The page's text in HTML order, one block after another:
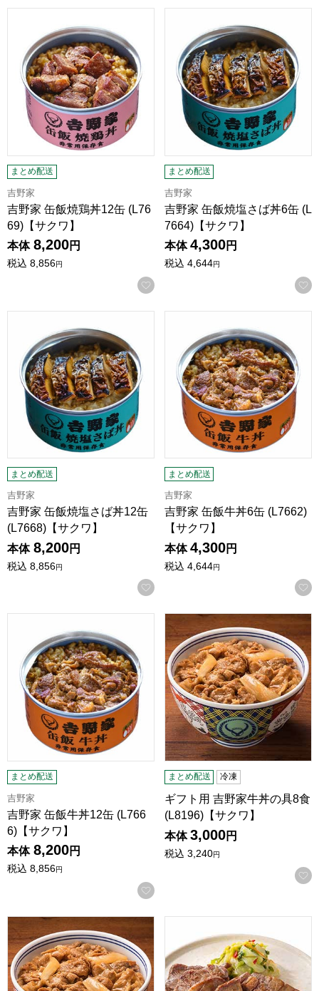
まとめ配送
吉野家
吉野家 缶飯焼鶏丼12缶 (L76
69)【サクワ】
本体 8,200円
税込 8,856円
お気に入りに登録する
まとめ配送
吉野家
吉野家 缶飯焼塩さば丼6缶 (L
7664)【サクワ】
本体 4,300円
税込 4,644円
まとめ配送
吉野家
吉野家 缶飯焼塩さば丼12缶
(L7668)【サクワ】
本体 8,200円
税込 8,856円
お気に入りに登録する
まとめ配送
吉野家
吉野家 缶飯牛丼6缶 (L7662)
【サクワ】
本体 4,300円
税込 4,644円
吉野家 缶飯牛丼12缶 (L7666)【サクワ】
まとめ配送
吉野家
吉野家 缶飯牛丼12缶 (L766
6)【サクワ】
本体 8,200円
税込 8,856円
お気に入りに登録する
ギフト用 吉野家牛丼の具8食
まとめ配送 冷凍
ギフト用 吉野家牛丼の具8食
(L8196)【サクワ】
本体 3,000円
税込 3,240円
吉野家 お茶碗付き 牛丼の具 並盛 120g×15袋(L8327)【限定